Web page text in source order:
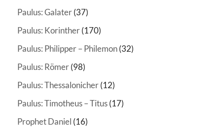
Paulus: Galater(37)
Paulus: Korinther(170)
Paulus: Philipper – Philemon(32)
Paulus: Römer(98)
Paulus: Thessalonicher(12)
Paulus: Timotheus – Titus(17)
Prophet Daniel (16)